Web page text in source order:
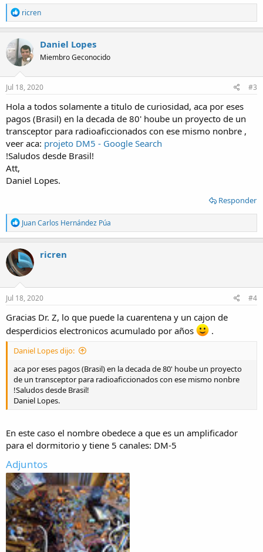
R
e
a
c
t
i
o
n
s
ricren
Daniel Lopes
Miembro Geconocido
Jul 18, 2020 #3
Hola a todos solamente a titulo de curiosidad, aca por eses
pagos (Brasil) en la decada de 80' hoube un proyecto de un
transceptor para radioaficcionados con ese mismo nonbre ,
veer aca: projeto DM5 - Google Search
!Saludos desde Brasil!
Att,
Daniel Lopes.
Responder
R
e
a
c
t
i
o
n
s
Juan Carlos Hernández Púa
ricren
Jul 18, 2020 #4
Gracias Dr. Z, lo que puede la cuarentena y un cajon de
desperdicios electronicos acumulado por años
.
Daniel Lopes dijo:
aca por eses pagos (Brasil) en la decada de 80' hoube un proyecto
de un transceptor para radioaficcionados con ese mismo nonbre
!Saludos desde Brasil!
Daniel Lopes.
En este caso el nombre obedece a que es un amplificador
para el dormitorio y tiene 5 canales: DM-5
Adjuntos